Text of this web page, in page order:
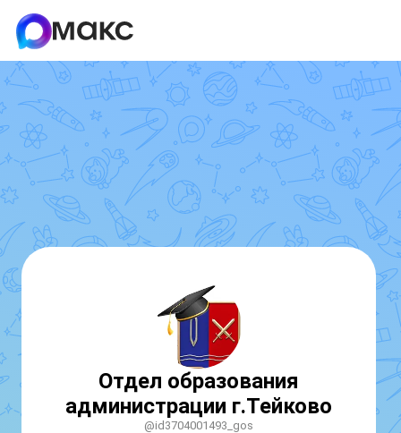
Отдел образования
администрации г.Тейково
@id3704001493_gos